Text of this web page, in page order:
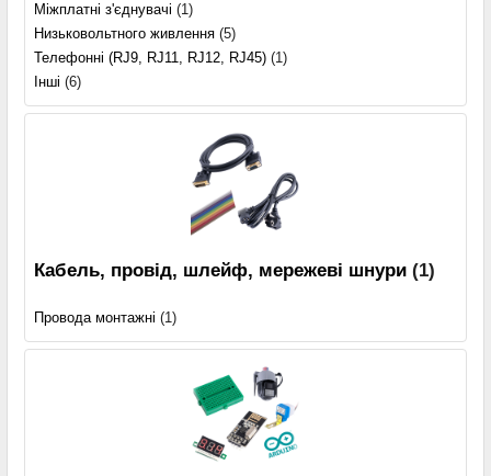
Міжплатні з'єднувачі (1)
Низьковольтного живлення (5)
Телефонні (RJ9, RJ11, RJ12, RJ45) (1)
Інші (6)
Кабель, провід, шлейф, мережеві шнури (1)
Провода монтажні (1)